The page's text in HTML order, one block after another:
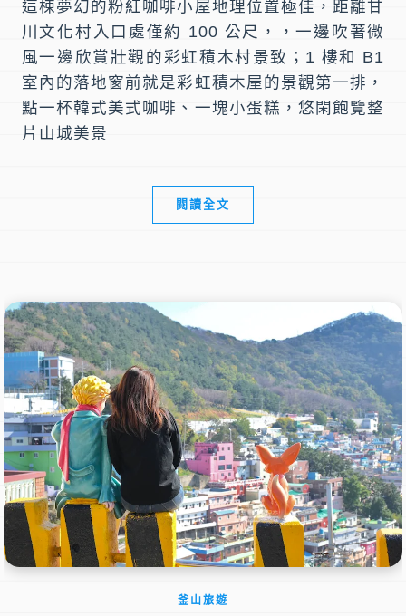
這棟夢幻的粉紅咖啡小屋地理位置極佳，距離甘
川文化村入口處僅約 100 公尺，，一邊吹著微
風一邊欣賞壯觀的彩虹積木村景致；1 樓和 B1
室內的落地窗前就是彩虹積木屋的景觀第一排，
點一杯韓式美式咖啡、一塊小蛋糕，悠閑飽覽整
片山城美景
閱讀全文
釜山旅遊